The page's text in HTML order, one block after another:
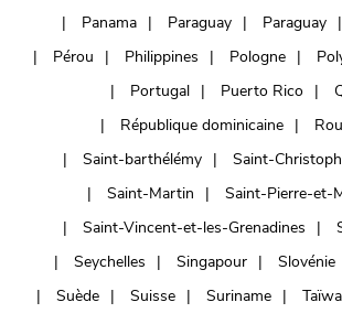
Panama
Paraguay Paraguay
Pérou
Philippines Pologne
Portugal
Puerto Rico
République dominicaine
Saint-barthélémy
Saint-
Saint-Martin
Saint-Pierre-et-
Saint-Vincent-et-les-Grenadines
Seychelles
Singapour Slovénie
Suède
Suisse Suriname